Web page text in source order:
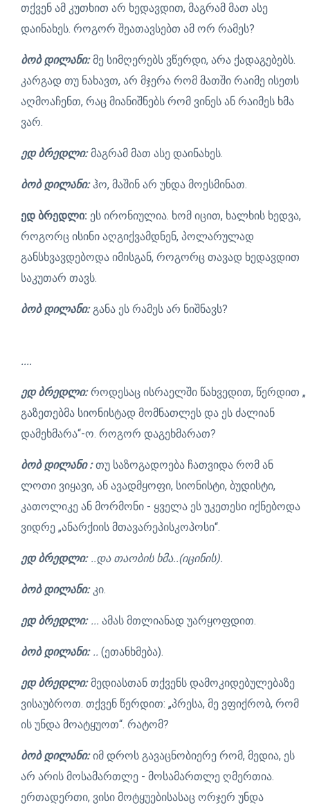
თქვენ ამ კუთხით არ ხედავდით, მაგრამ მათ ასე
დაინახეს. როგორ შეათავსებთ ამ ორ რამეს?
ბობ დილანი:მე სიმღერებს ვწერდი, არა ქადაგებებს.
კარგად თუ ნახავთ, არ მჯერა რომ მათში რაიმე ისეთს
აღმოაჩენთ, რაც მიანიშნებს რომ ვინეს ან რაიმეს ხმა
ვარ.
ედ ბრედლი:მაგრამ მათ ასე დაინახეს.
ბობ დილანი:ჰო, მაშინ არ უნდა მოესმინათ.
ედ ბრედლი: ეს ირონიულია. ხომ იცით, ხალხის ხედვა,
როგორც ისინი აღგიქვამდნენ, პოლარულად
განსხვავდებოდა იმისგან, როგორც თავად ხედავდით
საკუთარ თავს.
ბობ დილანი:განა ეს რამეს არ ნიშნავს?
....
ედ ბრედლი:როდესაც ისრაელში წახვედით, წერდით „
გაზეთებმა სიონისტად მომნათლეს და ეს ძალიან
დამეხმარა“-ო. როგორ დაგეხმარათ?
ბობ დილანი :თუ საზოგადოება ჩათვიდა რომ ან
ლოთი ვიყავი, ან ავადმყოფი, სიონისტი, ბუდისტი,
კათოლიკე ან მორმონი - ყველა ეს უკეთესი იქნებოდა
ვიდრე „ანარქიის მთავარეპისკოპოსი“.
ედ ბრედლი:..და თაობის ხმა..(იცინის).
ბობ დილანი:კი.
ედ ბრედლი:... ამას მთლიანად უარყოფდით.
ბობ დილანი:.. (ეთანხმება).
ედ ბრედლი:მედიასთან თქვენს დამოკიდებულებაზე
ვისაუბროთ. თქვენ წერდით: „პრესა, მე ვფიქრობ, რომ
ის უნდა მოატყუოთ“. რატომ?
ბობ დილანი:იმ დროს გავაცნობიერე რომ, მედია, ეს
არ არის მოსამართლე - მოსამართლე ღმერთია.
ერთადერთი, ვისი მოტყუებისასაც ორჯერ უნდა